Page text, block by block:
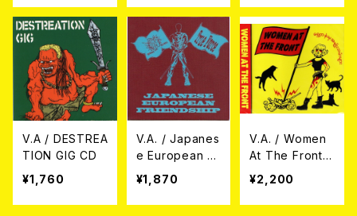
V.A / DESTREA
TION GIG CD
¥1,760
V.A. / Japanes
e European Fr
iendship CD
¥1,870
V.A. / Women
At The Front
CD
¥2,200